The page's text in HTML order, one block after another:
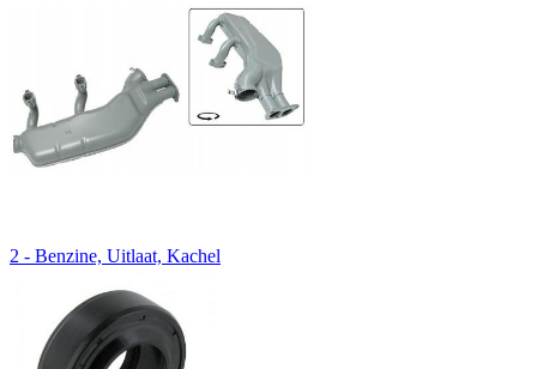
2 - Benzine, Uitlaat, Kachel